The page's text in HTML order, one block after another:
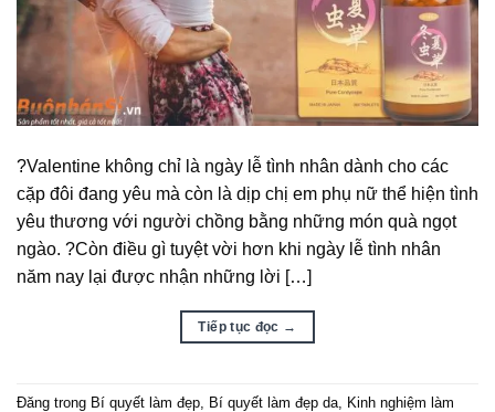
?Valentine không chỉ là ngày lễ tình nhân dành cho các
cặp đôi đang yêu mà còn là dịp chị em phụ nữ thể hiện tình
yêu thương với người chồng bằng những món quà ngọt
ngào. ?Còn điều gì tuyệt vời hơn khi ngày lễ tình nhân
năm nay lại được nhận những lời […]
Tiếp tục đọc →
Đăng trong Bí quyết làm đẹp Bí quyết làm đẹp da Kinh nghiệm làm